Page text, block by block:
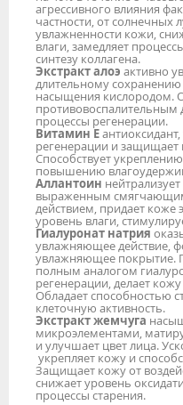
агрессивного влияния
частности, от солнечных
увлажненности кожи,
влаги, замедляет
синтезу коллагена.
Экстракт алоэ активно
длительному сохранению
насыщения кислородом.
противовоспалительным
процессы регенерации.
Витамин Е
регенерации и защищает
Способствует
повышению
Аллантоин
выраженным
действием, придает коже
уровень влаги,
Гиалуронат натрия
увлажняющее действие,
увлажняющее покрытие.
полным аналогом
регенерации, делает
Обладает способностью
клеточную активность.
Экстракт жемчуга
микроэлементами,
и улучшает цвет лица.
укрепляет кожу и
Защищает кожу от
снижает уровень
процессы старения.